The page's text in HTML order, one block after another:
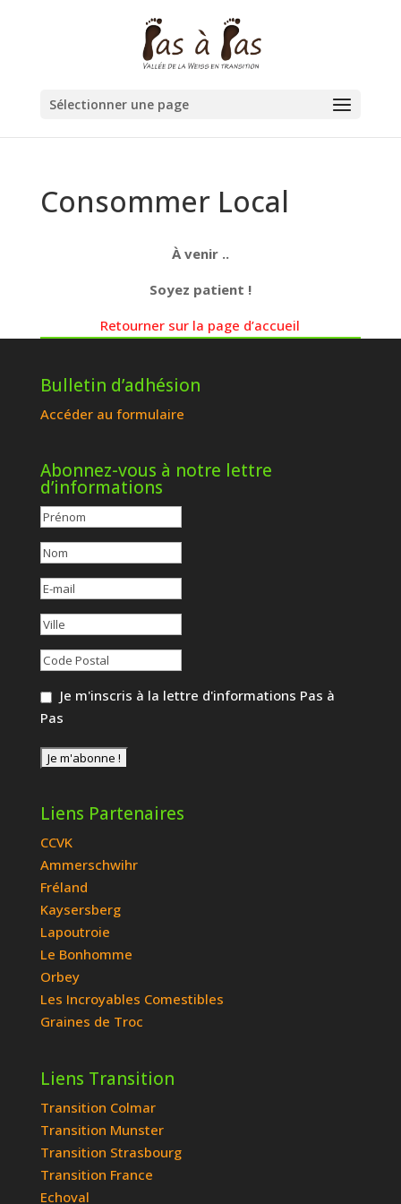
Sélectionner une page
Consommer Local
À venir ..
Soyez patient !
Retourner sur la page d’accueil
Bulletin d’adhésion
Accéder au formulaire
Abonnez-vous à notre lettre
d’informations
Je m'inscris à la lettre d'informations Pas à
Pas
Liens Partenaires
CCVK
Ammerschwihr
Fréland
Kaysersberg
Lapoutroie
Le Bonhomme
Orbey
Les Incroyables Comestibles
Graines de Troc
Liens Transition
Transition Colmar
Transition Munster
Transition Strasbourg
Transition France
Echoval